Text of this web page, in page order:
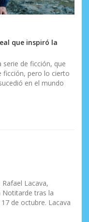
que inspiró la
serie de ficción, que
ficción, pero lo cierto
en el mundo
Lacava,
Notitarde tras la
de octubre. Lacava